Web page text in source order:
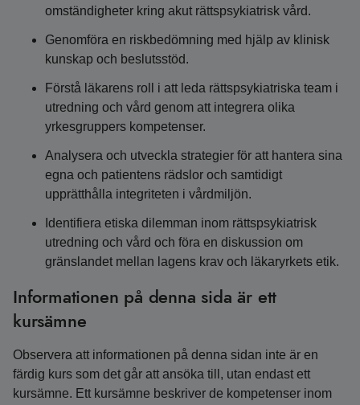
omständigheter kring akut rättspsykiatrisk vård.
Genomföra en riskbedömning med hjälp av klinisk
kunskap och beslutsstöd.
Förstå läkarens roll i att leda rättspsykiatriska team i
utredning och vård genom att integrera olika
yrkesgruppers kompetenser.
Analysera och utveckla strategier för att hantera sina
egna och patientens rädslor och samtidigt
upprätthålla integriteten i vårdmiljön.
Identifiera etiska dilemman inom rättspsykiatrisk
utredning och vård och föra en diskussion om
gränslandet mellan lagens krav och läkaryrkets etik.
Informationen på denna sida är ett
kursämne
Observera att informationen på denna sidan inte är en
färdig kurs som det går att ansöka till, utan endast ett
kursämne. Ett kursämne beskriver de kompetenser inom